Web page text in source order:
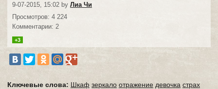
9-07-2015, 15:02 by Лиа Чи
Просмотров: 4 224
Комментарии: 2
+3
Ключевые слова: Шкаф зеркало отражение девочка страх